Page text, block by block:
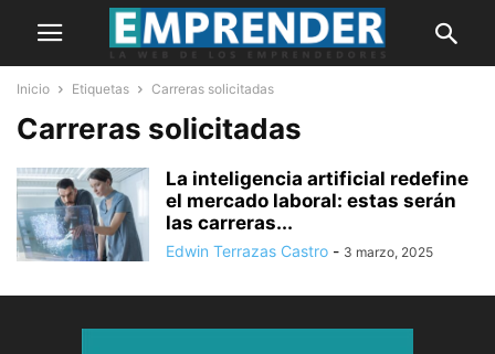
Inicio Etiquetas Carreras solicitadas
Carreras solicitadas
La inteligencia artificial redefine
el mercado laboral: estas serán
las carreras...
Edwin Terrazas Castro - 3 marzo, 2025